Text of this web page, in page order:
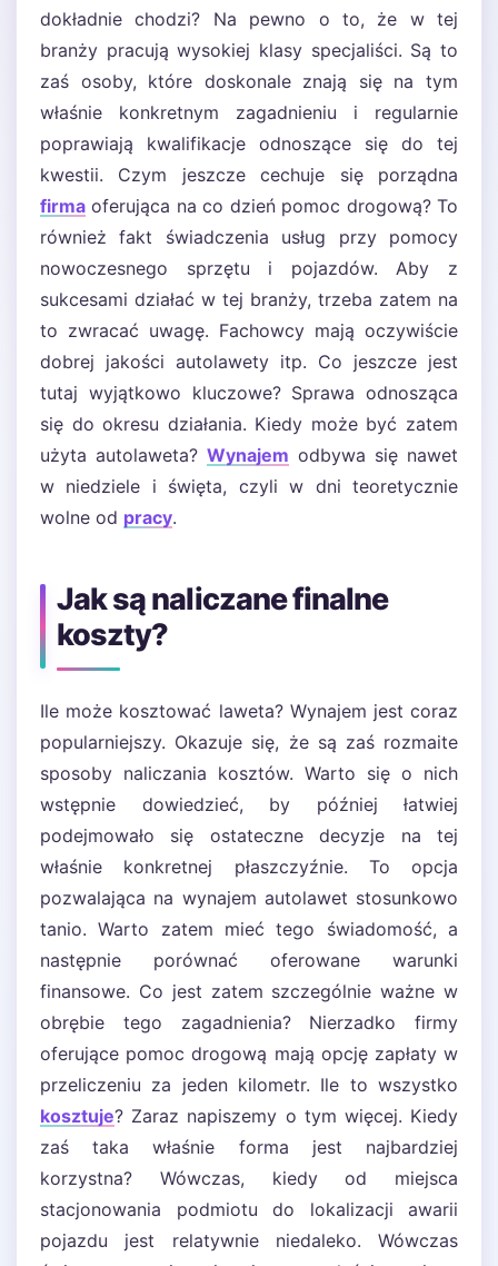
dokładnie chodzi? Na pewno o to, że w tej
branży pracują wysokiej klasy specjaliści. Są to
zaś osoby, które doskonale znają się na tym
właśnie konkretnym zagadnieniu i regularnie
poprawiają kwalifikacje odnoszące się do tej
kwestii. Czym jeszcze cechuje się porządna
firma oferująca na co dzień pomoc drogową? To
również fakt świadczenia usług przy pomocy
nowoczesnego sprzętu i pojazdów. Aby z
sukcesami działać w tej branży, trzeba zatem na
to zwracać uwagę. Fachowcy mają oczywiście
dobrej jakości autolawety itp. Co jeszcze jest
tutaj wyjątkowo kluczowe? Sprawa odnosząca
się do okresu działania. Kiedy może być zatem
użyta autolaweta? Wynajem odbywa się nawet
w niedziele i święta, czyli w dni teoretycznie
wolne od pracy.
Jak są naliczane finalne
koszty?
Ile może kosztować laweta? Wynajem jest coraz
popularniejszy. Okazuje się, że są zaś rozmaite
sposoby naliczania kosztów. Warto się o nich
wstępnie dowiedzieć, by później łatwiej
podejmowało się ostateczne decyzje na tej
właśnie konkretnej płaszczyźnie. To opcja
pozwalająca na wynajem autolawet stosunkowo
tanio. Warto zatem mieć tego świadomość, a
następnie porównać oferowane warunki
finansowe. Co jest zatem szczególnie ważne w
obrębie tego zagadnienia? Nierzadko firmy
oferujące pomoc drogową mają opcję zapłaty w
przeliczeniu za jeden kilometr. Ile to wszystko
kosztuje? Zaraz napiszemy o tym więcej. Kiedy
zaś taka właśnie forma jest najbardziej
korzystna? Wówczas, kiedy od miejsca
stacjonowania podmiotu do lokalizacji awarii
pojazdu jest relatywnie niedaleko. Wówczas